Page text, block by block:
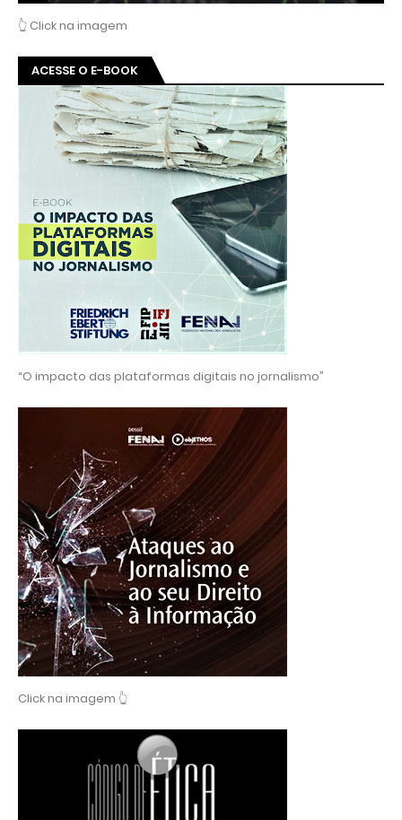
👆 Click na imagem
ACESSE O E-BOOK
“O impacto das plataformas digitais no jornalismo”
Click na imagem 👆